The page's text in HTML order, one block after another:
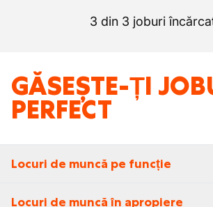
3 din 3 joburi
GĂSEȘTE-ȚI
PERFECT
Locuri de muncă pe funcție
Locuri de muncă în apropiere